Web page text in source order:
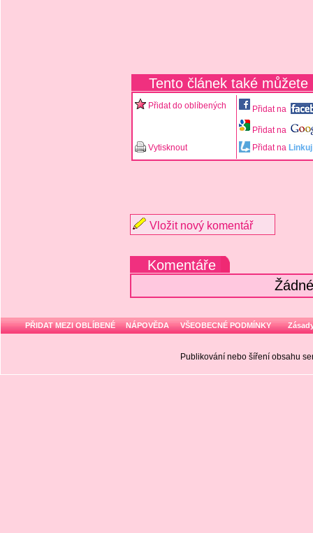
Tento článek také můžete
Přidat do oblíbených Přidat na
Přidat na
Vytisknout
Přidat na Linkuj
Vložit nový komentář
Komentáře
PŘIDAT MEZI OBLÍBENÉ NÁPOVĚDA VŠEOBECNÉ PODMÍNKY
Publikování nebo šíření obsahu